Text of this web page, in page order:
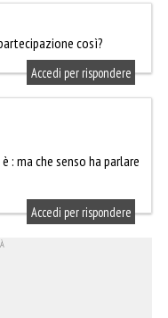
così?
Accedi per rispondere
: ma che senso ha parlare
Accedi per rispondere